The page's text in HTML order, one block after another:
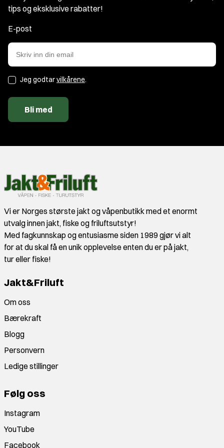
tips og eksklusive rabatter!
E-post
Jeg godtarvilkårene.
Bli med
Vi er Norges største jakt og våpenbutikk med et enormt
utvalg innen jakt, fiske og friluftsutstyr!
Med fagkunnskap og entusiasme siden 1989 gjør vi alt
for at du skal få en unik opplevelse enten du er på jakt,
tur eller fiske!
Jakt&Friluft
Om oss
Bærekraft
Blogg
Personvern
Ledige stillinger
Følg oss
Instagram
YouTube
Facebook